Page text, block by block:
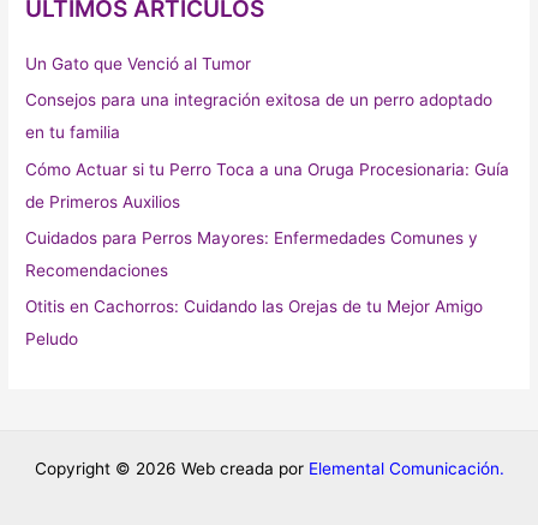
ÚLTIMOS ARTÍCULOS
Un Gato que Venció al Tumor
Consejos para una integración exitosa de un perro adoptado
en tu familia
Cómo Actuar si tu Perro Toca a una Oruga Procesionaria: Guía
de Primeros Auxilios
Cuidados para Perros Mayores: Enfermedades Comunes y
Recomendaciones
Otitis en Cachorros: Cuidando las Orejas de tu Mejor Amigo
Peludo
Copyright © 2026 Web creada por Elemental Comunicación.